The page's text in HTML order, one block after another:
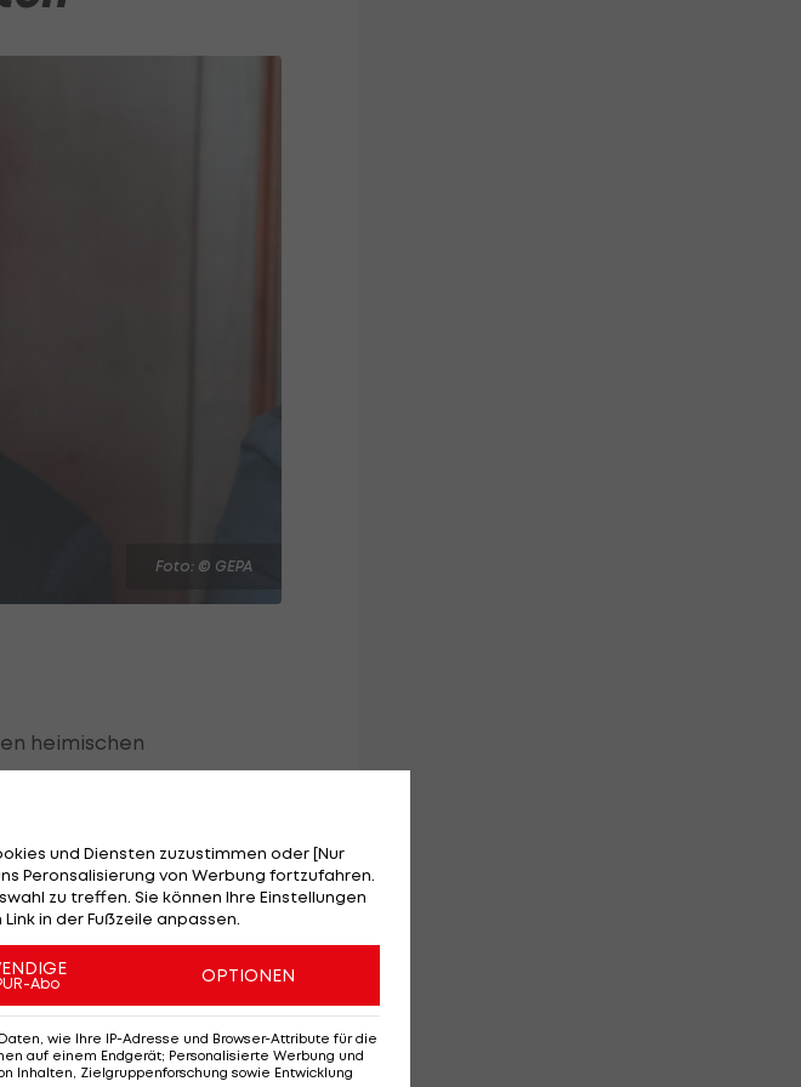
Foto: © GEPA
heimischen
zum neuen
der seit 2005 an der
des ASVÖ und ist
Jährige Vorstandssprecher
und Diensten zuzustimmen oder [Nur
Peronsalisierung von Werbung fortzufahren.
zu treffen. Sie können Ihre Einstellungen
in der Fußzeile anpassen.
Abo OPTIONEN
wie Ihre IP-Adresse und Browser-Attribute für die
auf einem Endgerät; Personalisierte Werbung und
Inhalten, Zielgruppenforschung sowie Entwicklung